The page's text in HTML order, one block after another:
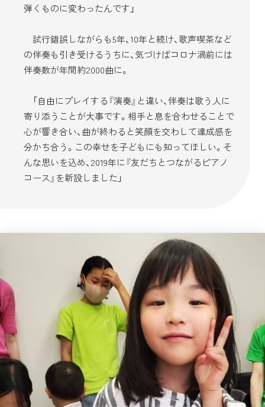
弾くものに変わったんです」
試行錯誤しながらも5年、10年と続け、歌声喫茶など
の伴奏も引き受けるうちに、気づけばコロナ渦前には
伴奏数が年間約2000曲に。
「自由にプレイする『演奏』と違い、伴奏は歌う人に
寄り添うことが大事です。相手と息を合わせることで
心が響き合い、曲が終わると笑顔を交わして達成感を
分かち合う。この幸せを子どもにも知ってほしい。そ
んな思いを込め、2019年に『友だちとつながるピアノ
コース』を新設しました」